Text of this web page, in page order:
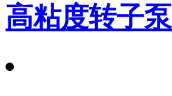
高粘度转子泵